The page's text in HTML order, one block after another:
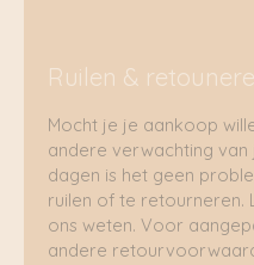
Ruilen &
Mocht je je aankoop
andere verwachting van
dagen is het geen
ruilen of te retourneren.
ons weten. Voor
andere